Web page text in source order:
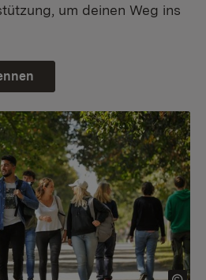
um deinen Weg ins